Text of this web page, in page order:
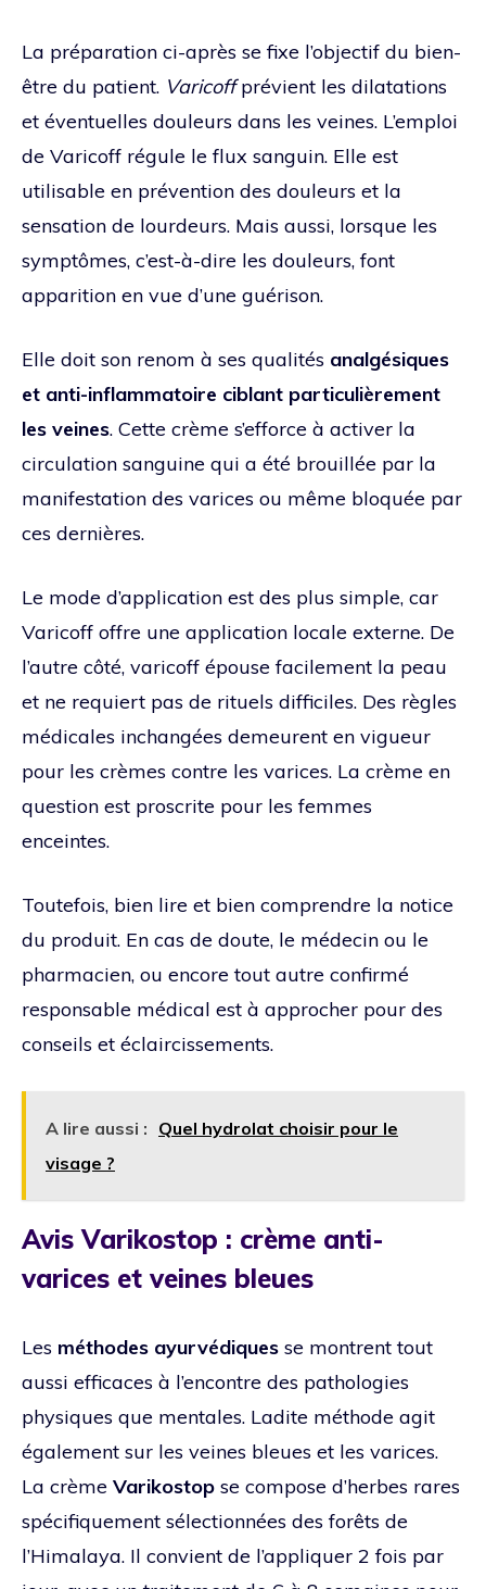
La préparation ci-après se fixe l’objectif du bien-
être du patient. Varicoffprévient les dilatations
et éventuelles douleurs dans les veines. L’emploi
de Varicoff régule le flux sanguin. Elle est
utilisable en prévention des douleurs et la
sensation de lourdeurs. Mais aussi, lorsque les
symptômes, c’est-à-dire les douleurs, font
apparition en vue d’une guérison.
Elle doit son renom à ses qualités analgésiques
et anti-inflammatoire ciblant particulièrement
les veines. Cette crème s’efforce à activer la
circulation sanguine qui a été brouillée par la
manifestation des varices ou même bloquée par
ces dernières.
Le mode d’application est des plus simple, car
Varicoff offre une application locale externe. De
l’autre côté, varicoff épouse facilement la peau
et ne requiert pas de rituels difficiles. Des règles
médicales inchangées demeurent en vigueur
pour les crèmes contre les varices. La crème en
question est proscrite pour les femmes
enceintes.
Toutefois, bien lire et bien comprendre la notice
du produit. En cas de doute, le médecin ou le
pharmacien, ou encore tout autre confirmé
responsable médical est à approcher pour des
conseils et éclaircissements.
A lire aussi : Quel hydrolat choisir pour le
visage ?
Avis Varikostop : crème anti-
varices et veines bleues
Les méthodes ayurvédiques se montrent tout
aussi efficaces à l’encontre des pathologies
physiques que mentales. Ladite méthode agit
également sur les veines bleues et les varices.
La crème Varikostop se compose d’herbes rares
spécifiquement sélectionnées des forêts de
l’Himalaya. Il convient de l’appliquer 2 fois par